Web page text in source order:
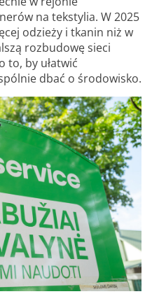
na tekstylia. W 2025
odzieży i tkanin niż w
rozbudowę sieci
to, by ułatwić
dbać o środowisko.